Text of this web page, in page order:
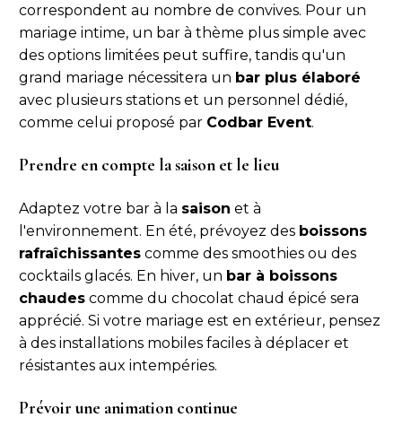
correspondent au nombre de convives. Pour un
mariage intime, un bar à thème plus simple avec
des options limitées peut suffire, tandis qu'un
grand mariage nécessitera un bar plus élaboré
avec plusieurs stations et un personnel dédié,
comme celui proposé par Codbar Event.
Prendre en compte la saison et le lieu
Adaptez votre bar à la saison et à
l'environnement. En été, prévoyez des boissons
rafraîchissantes comme des smoothies ou des
cocktails glacés. En hiver, un bar à boissons
chaudes comme du chocolat chaud épicé sera
apprécié. Si votre mariage est en extérieur, pensez
à des installations mobiles faciles à déplacer et
résistantes aux intempéries.
Prévoir une animation continue